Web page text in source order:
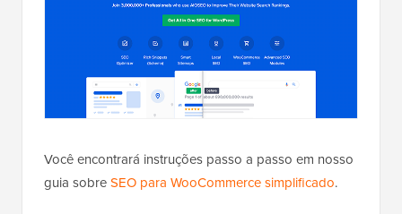
Você encontrará instruções passo a passo em nosso
guia sobreSEO para WooCommerce simplificado.